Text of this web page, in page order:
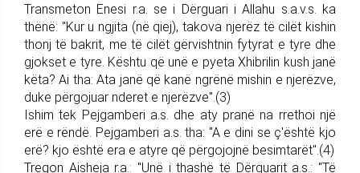
Transmeton Enesi r.a. se i Dërguari i Allahu s.a.v.s. ka
thënë: "Kur u ngjita (në qiej), takova njerëz të cilët kishin
thonj të bakrit, me të cilët gërvishtnin fytyrat e tyre dhe
gjokset e tyre. Kështu që unë e pyeta Xhibrilin kush janë
këta? Ai tha: Ata janë që kanë ngrënë mishin e njerëzve,
duke përgojuar nderet e njerëzve".(3)
Ishim tek Pejgamberi a.s. dhe aty pranë na rrethoi një
erë e rëndë. Pejgamberi a.s. tha: "A e dini se ç'është kjo
erë? kjo është era e atyre që përgojojnë besimtarët".(4)
Tregon Aisheja r.a.: "Unë i thashë të Dërguarit a.s.: "Të